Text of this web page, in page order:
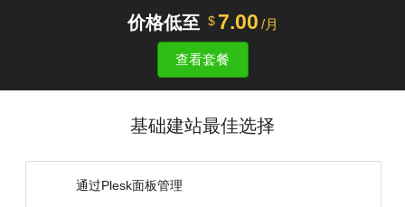
价格低至 $ 7.00 /月
查看套餐
基础建站最佳选择
通过Plesk面板管理